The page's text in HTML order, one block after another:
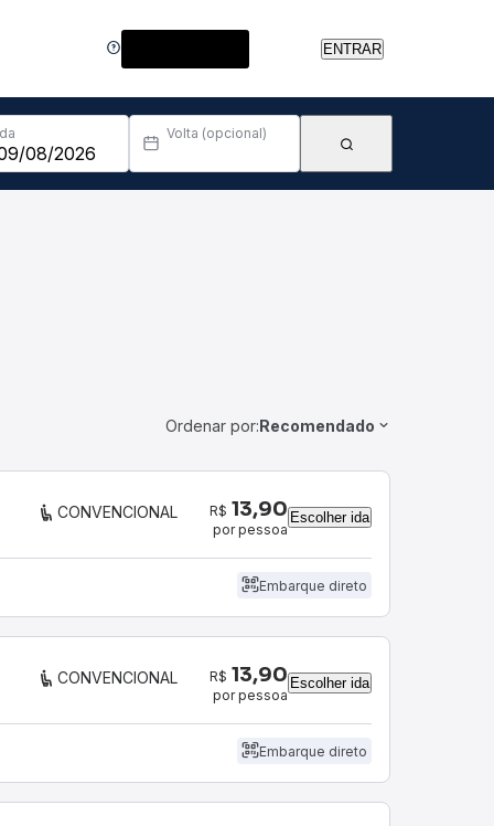
ENTRAR
Volta (opcional)
Ordenar por:Recomendado
CONVENCIONAL R$ 13,90
por pessoa
Escolher ida
Embarque direto
CONVENCIONAL R$ 13,90
por pessoa
Escolher ida
Embarque direto